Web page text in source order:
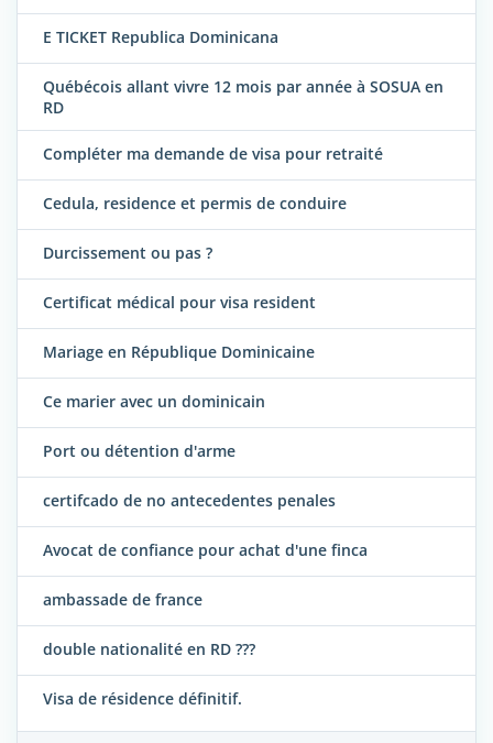
E TICKET Republica Dominicana
Québécois allant vivre 12 mois par année à SOSUA en
RD
Compléter ma demande de visa pour retraité
Cedula, residence et permis de conduire
Durcissement ou pas ?
Certificat médical pour visa resident
Mariage en République Dominicaine
Ce marier avec un dominicain
Port ou détention d'arme
certifcado de no antecedentes penales
Avocat de confiance pour achat d'une finca
ambassade de france
double nationalité en RD ???
Visa de résidence définitif.